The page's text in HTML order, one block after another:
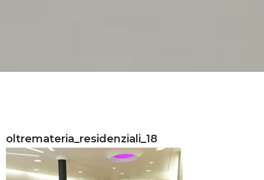
oltremateria_residenziali_18